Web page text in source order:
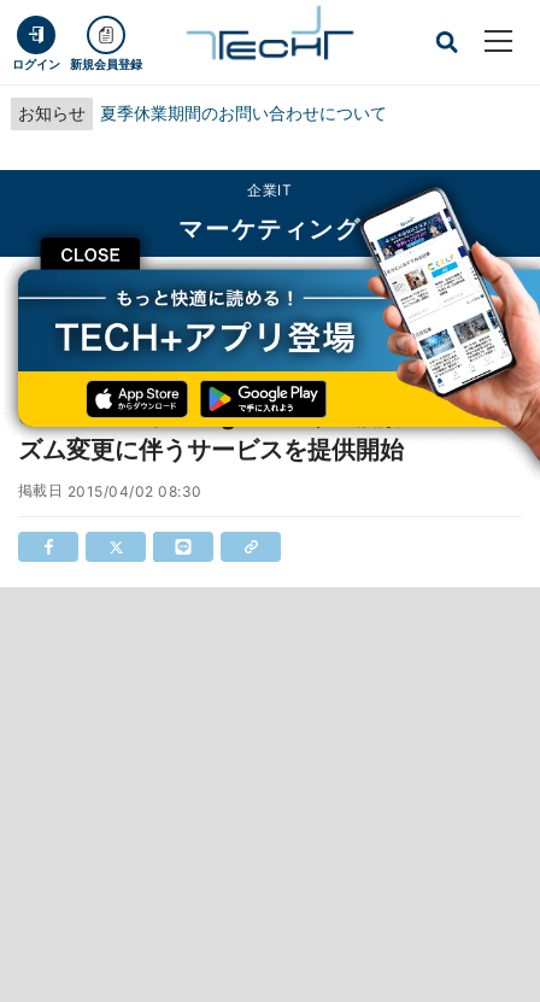
ログイン 新規会員登録
お知らせ 夏季休業期間のお問い合わせについて
CLOSE
企業IT
マーケティング
TECH+ 企業IT
マーケティング
GMO TECH、Googleモバイル検索のアルゴリズム変更に伴うサービスを提供開
GMO TECH、Googleモバイル検索のアルゴリ
ズム変更に伴うサービスを提供開始
掲載日 2015/04/02 08:30